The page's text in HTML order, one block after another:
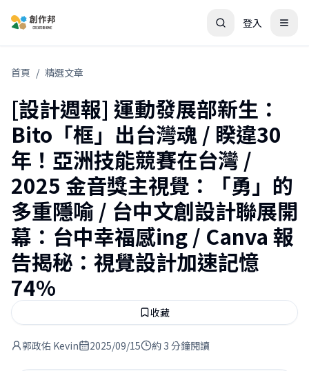
登入
首頁 / 精選文章
[設計週報] 運動發展部新生：
Bito「框」出台灣魂 / 睽違30
年！亞洲技能競賽在台灣 /
2025 金音獎主視覺：「勇」的
多重隱喻 / 台中文創設計聯展開
幕：台中幸福感ing / Canva 報
告揭秘：視覺設計加速記憶
74%
收藏
郭政佑 Kevin 2025/09/15 約 3 分鐘閱讀